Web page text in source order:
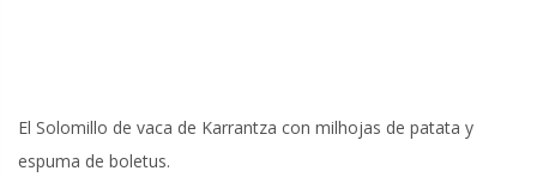
El Solomillo de vaca de Karrantza con milhojas de patata y
espuma de boletus.